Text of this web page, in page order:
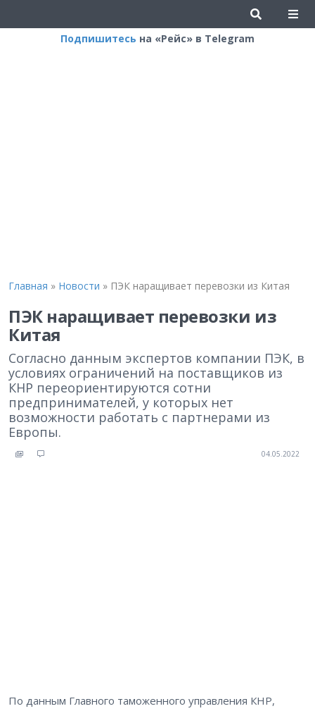
Подпишитесь на «Рейс» в Telegram
Главная » Новости » ПЭК наращивает перевозки из Китая
ПЭК наращивает перевозки из
Китая
Согласно данным экспертов компании ПЭК, в
условиях ограничений на поставщиков из
КНР переориентируются сотни
предпринимателей, у которых нет
возможности работать с партнерами из
Европы.
04.05.2022
По данным Главного таможенного управления КНР,